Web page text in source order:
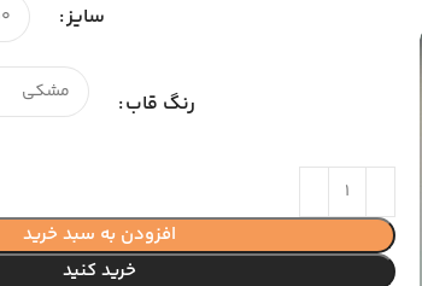
سایز
رنگ قاب
افزودن به سبد خرید
خرید کنید